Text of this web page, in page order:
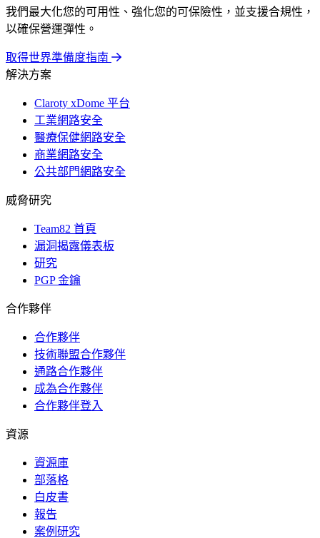
我們最大化您的可用性、強化您的可保險性，並支援合規性，
以確保營運彈性。
取得世界準備度指南
解決方案
Claroty xDome 平台
工業網路安全
醫療保健網路安全
商業網路安全
公共部門網路安全
威脅研究
Team82 首頁
漏洞揭露儀表板
研究
PGP 金鑰
合作夥伴
合作夥伴
技術聯盟合作夥伴
通路合作夥伴
成為合作夥伴
合作夥伴登入
資源
資源庫
部落格
白皮書
報告
案例研究